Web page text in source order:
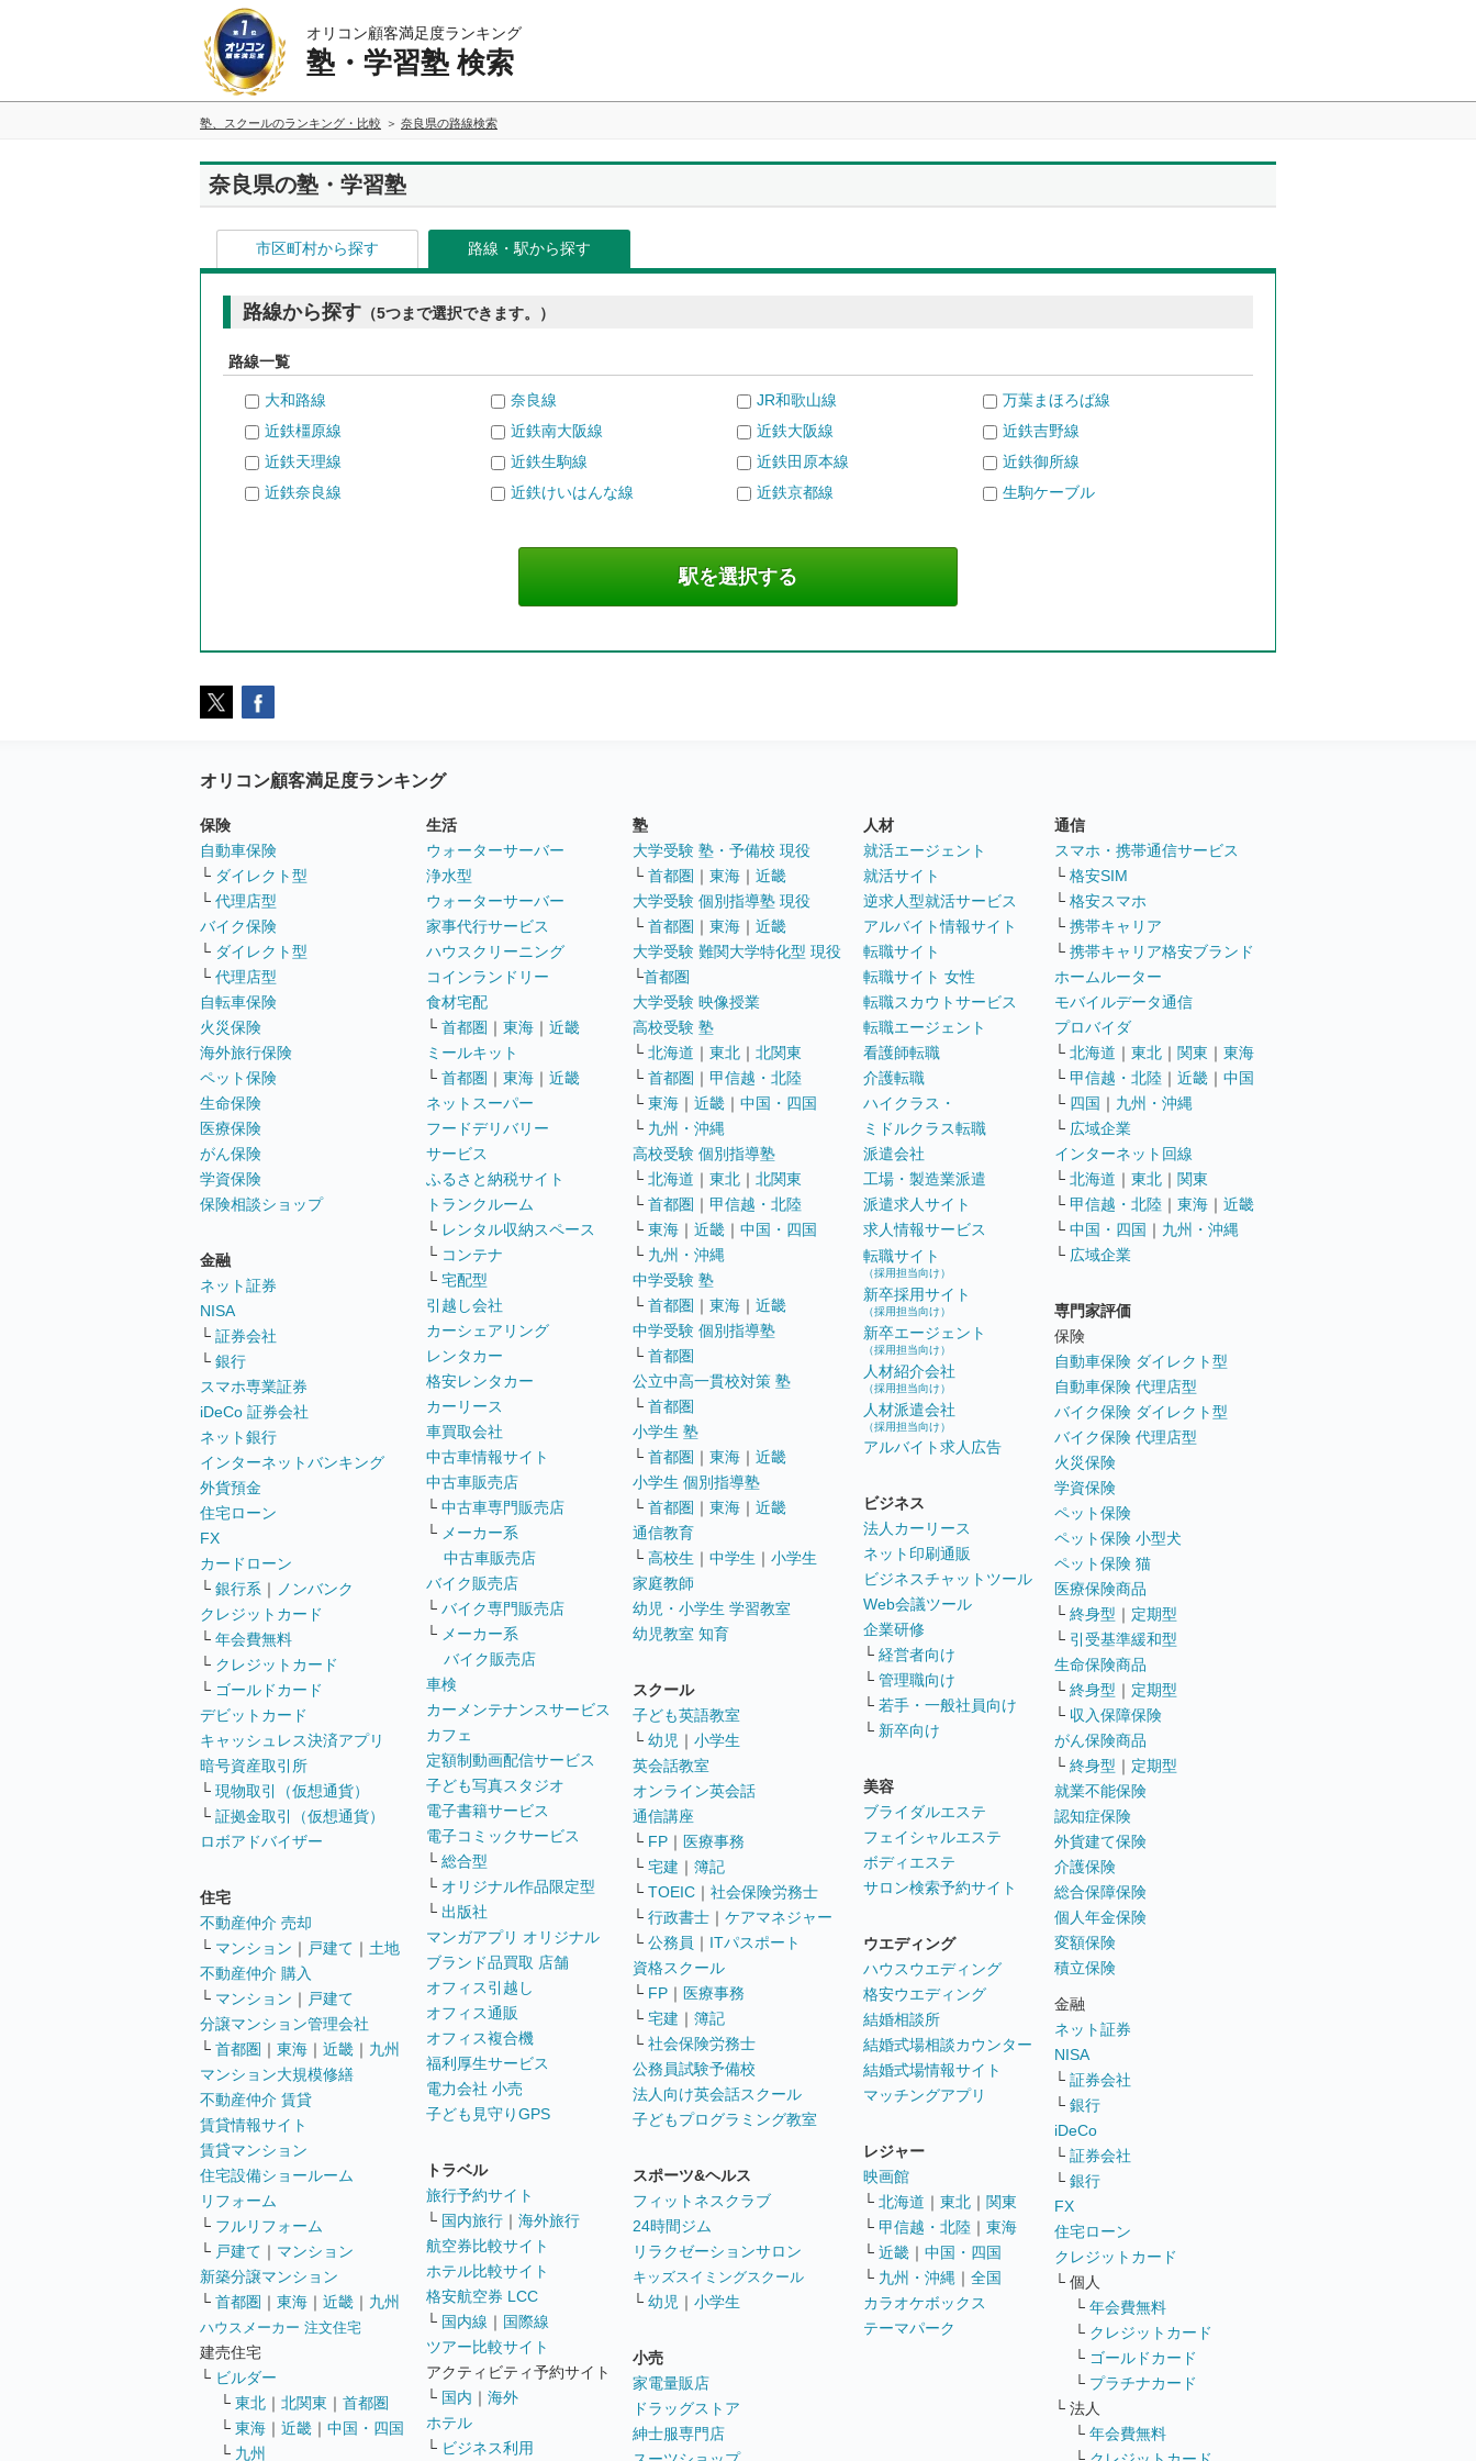
オリコン顧客満足度ランキング
塾・学習塾 検索
塾、スクールのランキング・比較 奈良県の路線検索
奈良県の塾・学習塾
市区町村から探す 路線・駅から探す
路線から探す （5つまで選択できます。）
路線一覧
大和路線 奈良線 JR和歌山線
万葉まほろば線
近鉄橿原線
近鉄南大阪線 近鉄大阪線
近鉄吉野線
近鉄天理線
近鉄生駒線 近鉄田原本線
近鉄御所線
近鉄奈良線
近鉄けいはんな線 近鉄京都線 生駒ケーブル
オリコン顧客満足度ランキング
保険
自動車保険
└ ダイレクト型
└ 代理店型
バイク保険
└ ダイレクト型
└ 代理店型
自転車保険
火災保険
海外旅行保険
ペット保険
生命保険
医療保険
がん保険
学資保険
保険相談ショップ
金融
ネット証券
NISA
└ 証券会社
└ 銀行
スマホ専業証券
iDeCo 証券会社
ネット銀行
インターネットバンキング
外貨預金
住宅ローン
FX
カードローン
└ 銀行系 ｜
ノンバンク
クレジットカード
└ 年会費無料
└ クレジットカード
└ ゴールドカード
デビットカード
キャッシュレス決済アプリ
暗号資産取引所
└ 現物取引（仮想通貨）
└ 証拠金取引（仮想通貨）
ロボアドバイザー
住宅
不動産仲介 売却
└ マンション ｜ 戸建て ｜ 土地
不動産仲介 購入
└ マンション ｜ 戸建て
分譲マンション管理会社
└ 首都圏 ｜ 東海 ｜ 近畿 ｜ 九州
マンション大規模修繕
不動産仲介 賃貸
賃貸情報サイト
賃貸マンション
住宅設備ショールーム
リフォーム
└ フルリフォーム
└ 戸建て ｜ マンション
新築分譲マンション
└ 首都圏 ｜ 東海 ｜ 近畿 ｜ 九州
ハウスメーカー 注文住宅
建売住宅
└ ビルダー
└ 東北 ｜ 北関東 ｜ 首都圏
└ 東海 ｜ 近畿 ｜ 中国・四国
└ 九州
生活
ウォーターサーバー
浄水型
ウォーターサーバー
家事代行サービス
ハウスクリーニング
コインランドリー
食材宅配
└ 首都圏 ｜ 東海 ｜ 近畿
ミールキット
└ 首都圏 ｜ 東海 ｜ 近畿
ネットスーパー
フードデリバリー
サービス
ふるさと納税サイト
トランクルーム
└ レンタル収納スペース
└ コンテナ
└ 宅配型
引越し会社
カーシェアリング
レンタカー
格安レンタカー
カーリース
車買取会社
中古車情報サイト
中古車販売店
└ 中古車専門販売店
└ メーカー系
中古車販売店
バイク販売店
└ バイク専門販売店
└ メーカー系
バイク販売店
車検
カーメンテナンスサービス
カフェ
定額制動画配信サービス
子ども写真スタジオ
電子書籍サービス
電子コミックサービス
└ 総合型
└ オリジナル作品限定型
└ 出版社
マンガアプリ オリジナル
ブランド品買取 店舗
オフィス引越し
オフィス通販
オフィス複合機
福利厚生サービス
電力会社 小売
子ども見守りGPS
トラベル
旅行予約サイト
└ 国内旅行 ｜ 海外旅行
航空券比較サイト
ホテル比較サイト
格安航空券 LCC
└ 国内線 ｜ 国際線
ツアー比較サイト
アクティビティ予約サイト
└ 国内 ｜ 海外
ホテル
└ ビジネス利用
塾
大学受験 塾・予備校 現役
└ 首都圏 ｜ 東海 ｜ 近畿
大学受験 個別指導塾 現役
└ 首都圏 ｜ 東海 ｜ 近畿
大学受験 難関大学特化型 現役
└首都圏
大学受験 映像授業
高校受験 塾
└ 北海道 ｜ 東北 ｜ 北関東
└ 首都圏 ｜ 甲信越・北陸
└ 東海 ｜ 近畿 ｜ 中国・四国
└ 九州・沖縄
高校受験 個別指導塾
└ 北海道 ｜ 東北 ｜ 北関東
└ 首都圏 ｜ 甲信越・北陸
└ 東海 ｜ 近畿 ｜ 中国・四国
└ 九州・沖縄
中学受験 塾
└ 首都圏 ｜ 東海 ｜ 近畿
中学受験 個別指導塾
└ 首都圏
公立中高一貫校対策 塾
└ 首都圏
小学生 塾
└ 首都圏 ｜ 東海 ｜ 近畿
小学生 個別指導塾
└ 首都圏 ｜ 東海 ｜ 近畿
通信教育
└ 高校生 ｜ 中学生 ｜ 小学生
家庭教師
幼児・小学生 学習教室
幼児教室 知育
スクール
子ども英語教室
└ 幼児 ｜ 小学生
英会話教室
オンライン英会話
通信講座
└ FP ｜ 医療事務
└ 宅建 ｜ 簿記
└ TOEIC ｜ 社会保険労務士
└ 行政書士 ｜ ケアマネジャー
└ 公務員 ｜ ITパスポート
資格スクール
└ FP ｜ 医療事務
└ 宅建 ｜ 簿記
└ 社会保険労務士
公務員試験予備校
法人向け英会話スクール
子どもプログラミング教室
スポーツ&ヘルス
フィットネスクラブ
24時間ジム
リラクゼーションサロン
キッズスイミングスクール
└ 幼児 ｜ 小学生
小売
家電量販店
ドラッグストア
紳士服専門店
人材
就活エージェント
就活サイト
逆求人型就活サービス
アルバイト情報サイト
転職サイト
転職サイト 女性
転職スカウトサービス
転職エージェント
看護師転職
介護転職
ハイクラス・
ミドルクラス転職
派遣会社
工場・製造業派遣
派遣求人サイト
求人情報サービス
転職サイト
（採用担当向け）
新卒採用サイト
（採用担当向け）
新卒エージェント
（採用担当向け）
人材紹介会社
（採用担当向け）
人材派遣会社
（採用担当向け）
アルバイト求人広告
ビジネス
法人カーリース
ネット印刷通販
ビジネスチャットツール
Web会議ツール
企業研修
└ 経営者向け
└ 管理職向け
└ 若手・一般社員向け
└ 新卒向け
美容
ブライダルエステ
フェイシャルエステ
ボディエステ
サロン検索予約サイト
ウエディング
ハウスウエディング
格安ウエディング
結婚相談所
結婚式場相談カウンター
結婚式場情報サイト
マッチングアプリ
レジャー
映画館
└ 北海道 ｜ 東北 ｜ 関東
└ 甲信越・北陸 ｜ 東海
└ 近畿 ｜ 中国・四国
└ 九州・沖縄 ｜ 全国
カラオケボックス
テーマパーク
通信
スマホ・携帯通信サービス
└ 格安SIM
└ 格安スマホ
└ 携帯キャリア
└ 携帯キャリア格安ブランド
ホームルーター
モバイルデータ通信
プロバイダ
└ 北海道 ｜ 東北 ｜ 関東 ｜ 東海
└ 甲信越・北陸 ｜ 近畿 ｜ 中国
└ 四国 ｜ 九州・沖縄
└ 広域企業
インターネット回線
└ 北海道 ｜ 東北 ｜ 関東
└ 甲信越・北陸 ｜ 東海 ｜ 近畿
└ 中国・四国 ｜ 九州・沖縄
└ 広域企業
専門家評価
保険
自動車保険 ダイレクト型
自動車保険 代理店型
バイク保険 ダイレクト型
バイク保険 代理店型
火災保険
学資保険
ペット保険
ペット保険 小型犬
ペット保険 猫
医療保険商品
└ 終身型 ｜ 定期型
└ 引受基準緩和型
生命保険商品
└ 終身型 ｜ 定期型
└ 収入保障保険
がん保険商品
└ 終身型 ｜ 定期型
就業不能保険
認知症保険
外貨建て保険
介護保険
総合保障保険
個人年金保険
変額保険
積立保険
金融
ネット証券
NISA
└ 証券会社
└ 銀行
iDeCo
└ 証券会社
└ 銀行
FX
住宅ローン
クレジットカード
└ 個人
└ 年会費無料
└ クレジットカード
└ ゴールドカード
└ プラチナカード
└ 法人
└ 年会費無料